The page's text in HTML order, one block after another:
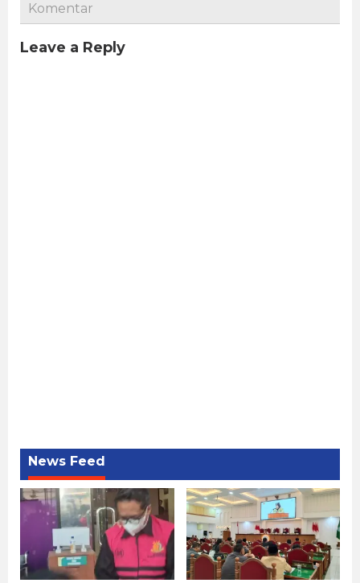
Komentar
Leave a Reply
News Feed